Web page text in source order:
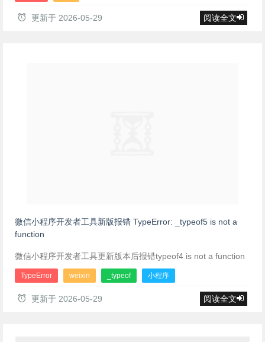
更新于 2026-05-29 阅读全文
微信小程序开发者工具新版报错 TypeError: _typeof5 is not a
function
微信小程序开发者工具更新版本后报错typeof4 is not a function
TypeError weixin _typeof 小程序
更新于 2026-05-29 阅读全文